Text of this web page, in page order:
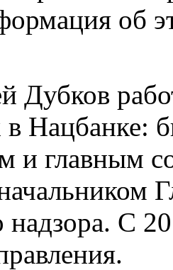
об
Дубков
в Нацбанке:
главным
надзора. С